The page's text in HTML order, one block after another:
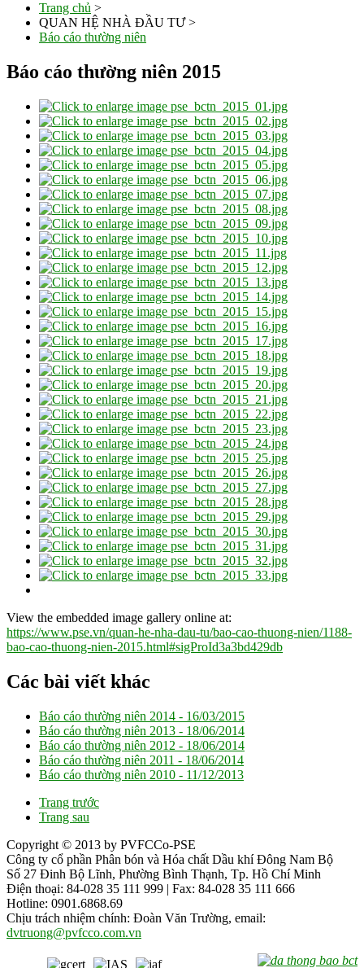
Trang chủ >
QUAN HỆ NHÀ ĐẦU TƯ>
Báo cáo thường niên
Báo cáo thường niên 2015
View the embedded image gallery online at:
https://www.pse.vn/quan-he-nha-dau-tu/bao-cao-thuong-nien/1188-
bao-cao-thuong-nien-2015.html#sigProId3a3bd429db
Các bài viết khác
Báo cáo thường niên 2014 - 16/03/2015
Báo cáo thường niên 2013 - 18/06/2014
Báo cáo thường niên 2012 - 18/06/2014
Báo cáo thường niên 2011 - 18/06/2014
Báo cáo thường niên 2010 - 11/12/2013
Trang trước
Trang sau
Copyright © 2013 by PVFCCo-PSE
Công ty cổ phần Phân bón và Hóa chất Dầu khí Đông Nam Bộ
Số 27 Đinh Bộ Lĩnh, Phường Bình Thạnh, Tp. Hồ Chí Minh
Điện thoại: 84-028 35 111 999 | Fax: 84-028 35 111 666
Hotline: 0901.6868.69
Chịu trách nhiệm chính: Đoàn Văn Trường, email:
dvtruong@pvfcco.com.vn